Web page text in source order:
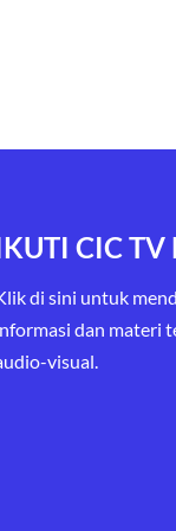
CIC TV
di sini untuk
dan materi
visual.